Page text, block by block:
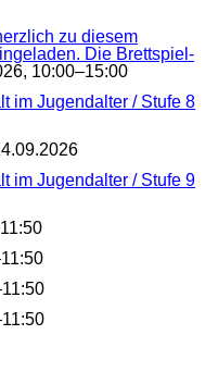
zu diesem
Die Brettspiel-
10:00–15:00
im Jugendalter / Stufe 8
im Jugendalter / Stufe 9